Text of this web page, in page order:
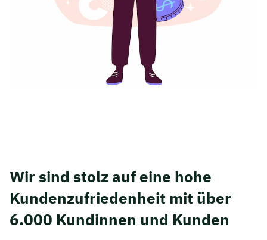
Wir sind stolz auf eine hohe
Kunden­zufriedenheit mit über
6.000 Kundinnen und Kunden